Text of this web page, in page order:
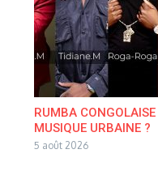
RUMBA
MUSIQUE URBAINE ?
5 août 2026